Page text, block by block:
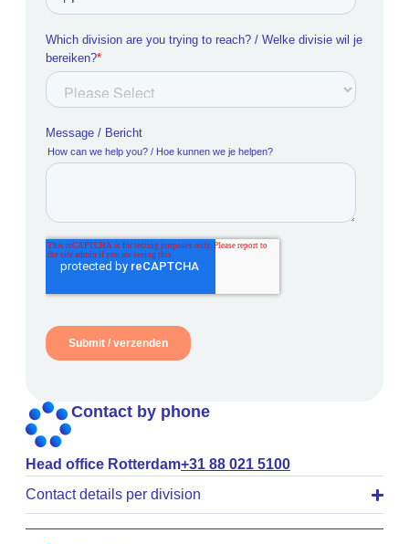
Contact by phone
Head office Rotterdam+31 88 021 5100
Contact details per division